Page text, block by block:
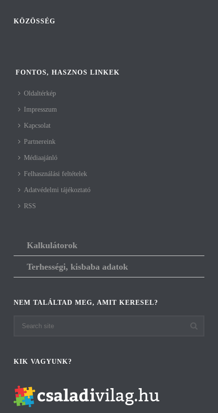
KÖZÖSSÉG
FONTOS, HASZNOS LINKEK
Oldaltérkép
Impresszum
Kapcsolat
Partnereink
Médiaajánló
Felhasználási feltételek
Adatvédelmi tájékoztató
RSS
Kalkulátorok
Terhességi, kisbaba adatok
NEM TALÁLTAD MEG, AMIT KERESEL?
KIK VAGYUNK?